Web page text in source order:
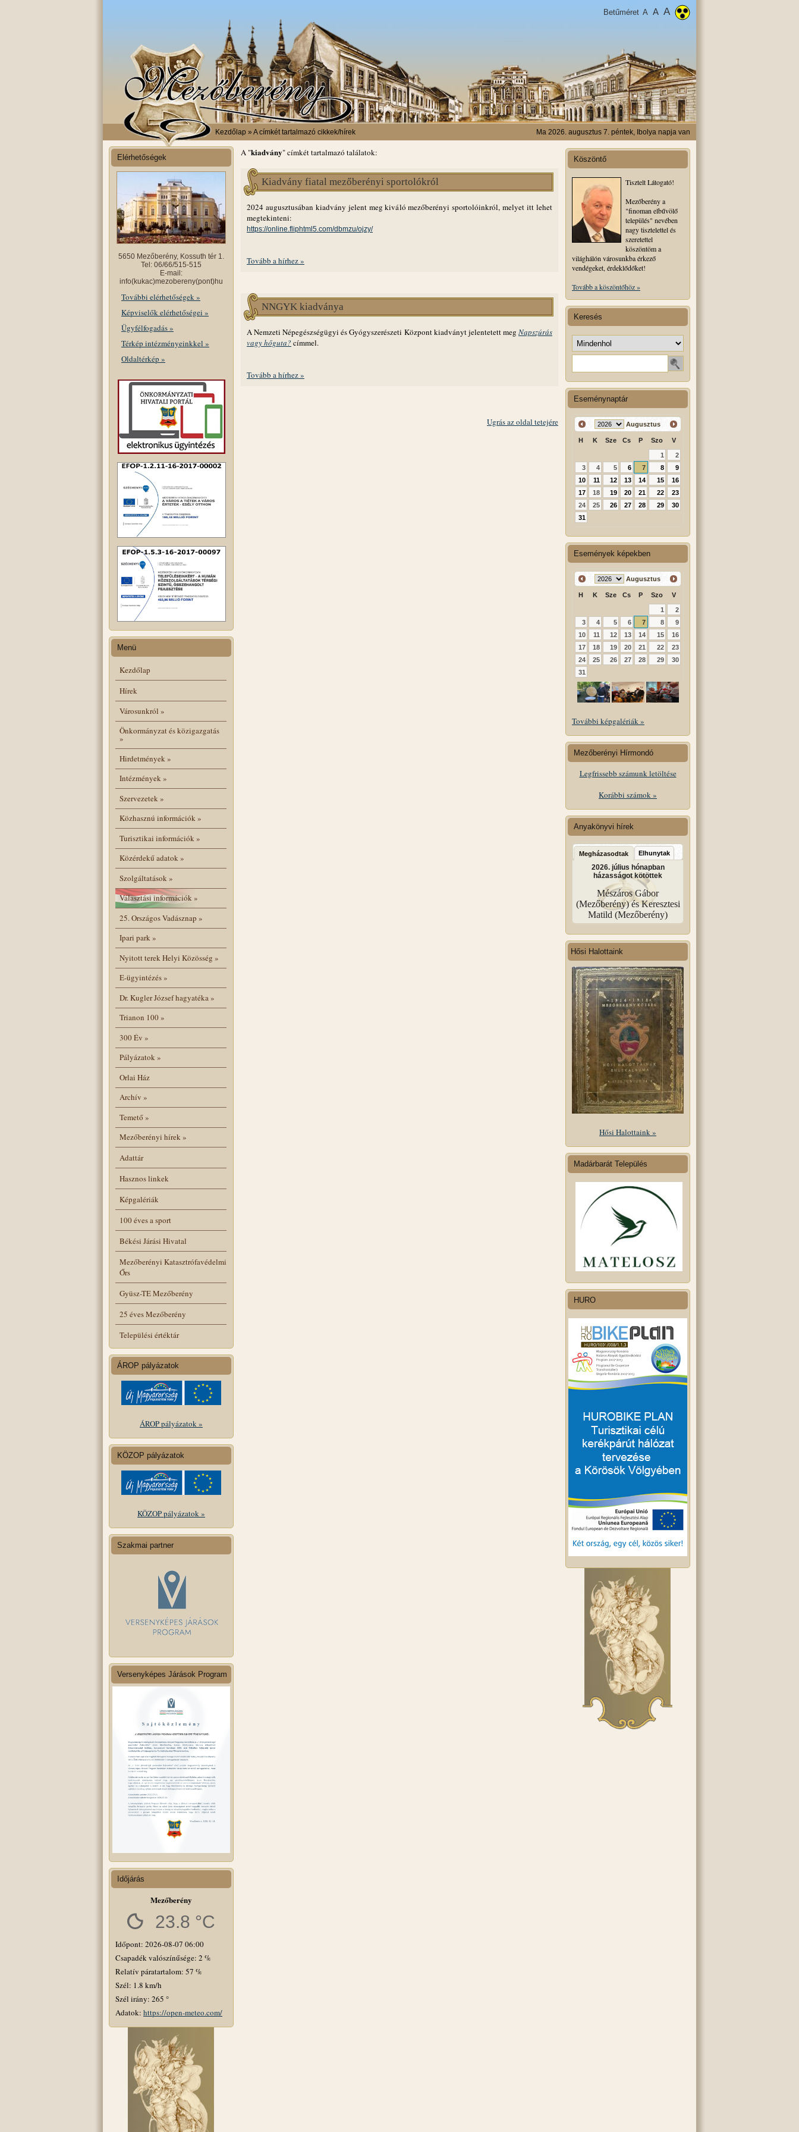
Betűméret A A A
Kezdőlap » A címkét tartalmazó cikkek/hírek Ma 2026. augusztus 7. péntek, Ibolya napja van
Elérhetőségek
5650 Mezőberény, Kossuth tér 1.
Tel: 06/66/515-515
E-mail:
info(kukac)mezobereny(pont)hu
További elérhetőségek »
Képviselők elérhetőségei »
Ügyfélfogadás »
Térkép intézményeinkkel »
Oldaltérkép »
Menü
Kezdőlap
Hírek
Városunkról »
Önkormányzat és közigazgatás
»
Hirdetmények»
Intézmények»
Szervezetek»
Közhasznú információk»
Turisztikai információk»
Közérdekű adatok»
Szolgáltatások»
Választási információk»
25. Országos Vadásznap »
Ipari park»
Nyitott terek Helyi Közösség »
E-ügyintézés»
Dr. Kugler József hagyatéka»
Trianon 100»
300 Év »
Pályázatok»
Orlai Ház
Archív »
Temető»
Mezőberényi hírek»
Adattár
Hasznos linkek
Képgalériák
100 éves a sport
Békési Járási Hivatal
Mezőberényi Katasztrófavédelmi
Őrs
Gyüsz-TE Mezőberény
25 éves Mezőberény
Települési értéktár
ÁROP pályázatok
ÁROP pályázatok »
KÖZOP pályázatok
KÖZOP pályázatok »
Szakmai partner
Versenyképes Járások Program
Időjárás
Mezőberény
23.8 °C
Időpont: 2026-08-07 06:00
Csapadék valószínűsége: 2 %
Relatív páratartalom: 57 %
Szél: 1.8 km/h
Szél irány: 265 °
Adatok: https://open-meteo.com/
A "kiadvány" címkét tartalmazó találatok:
Kiadvány fiatal mezőberényi sportolókról
2024 augusztusában kiadvány jelent meg kiváló mezőberényi sportolóinkról, melyet itt lehet
megtekinteni:
https://online.fliphtml5.com/dbmzu/ojzy/
Tovább a hírhez »
NNGYK kiadványa
A Nemzeti Népegészségügyi és Gyógyszerészeti Központ kiadványt jelentetett meg Napszúrás
vagy hőguta? címmel.
Tovább a hírhez »
Ugrás az oldal tetejére
Köszöntő
Tisztelt Látogató!
Mezőberény a
"finoman elbűvölő
település" nevében
nagy tisztelettel és
szeretettel
köszöntöm a
világhálón városunkba érkező
vendégeket, érdeklődőket!
Tovább a köszöntőhöz »
Keresés
Keresés helye
Eseménynaptár
Augusztus
H K Sze Cs P Szo V
1
2
3
4 5 6 7 8
9
10
11 12 13 14 15
16
17
18 19 20 21 22
23
24
25 26 27 28 29
30
31
Események képekben
Augusztus
H K Sze Cs P Szo V
1
2
3
4 5 6 7 8
9
10
11 12 13 14 15
16
17
18 19 20 21 22
23
24
25 26 27 28 29
30
31
További képgalériák »
Mezőberényi Hírmondó
Legfrissebb számunk letöltése
Korábbi számok »
Anyakönyvi hírek
Megházasodtak Elhunytak
2026. július hónapban
házasságot kötöttek
Mészáros Gábor
(Mezőberény) és Keresztesi
Matild (Mezőberény)
Hősi Halottaink
Hősi Halottaink »
Madárbarát Település
HURO